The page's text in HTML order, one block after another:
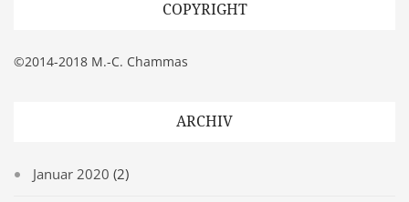
COPYRIGHT
©2014-2018 M.-C. Chammas
ARCHIV
Januar 2020 (2)